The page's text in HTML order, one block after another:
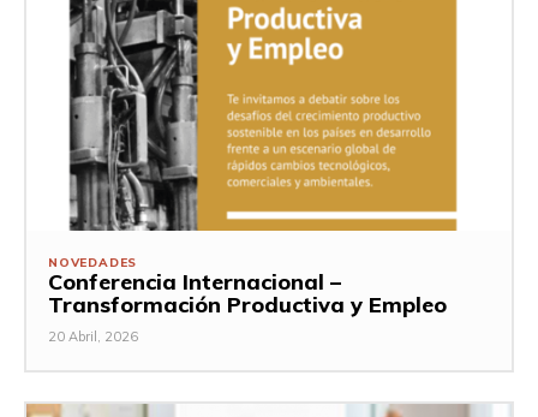
NOVEDADES
Conferencia Internacional –
Transformación Productiva y Empleo
20 Abril, 2026